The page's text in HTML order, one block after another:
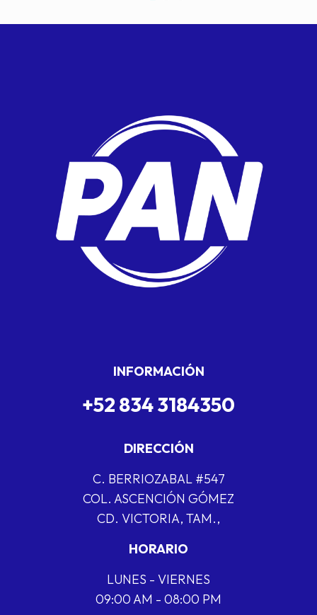
INFORMACIÓN
+52 834 3184350
DIRECCIÓN
C. BERRIOZABAL #547
COL. ASCENCIÓN GÓMEZ
CD. VICTORIA, TAM.,
HORARIO
LUNES - VIERNES
09:00 AM - 08:00 PM